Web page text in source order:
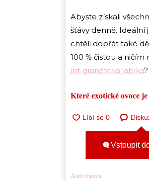
Abyste získali
šťávy denně. Ideální
chtěli dopřát také
100 % čistou a
jíst granátová jablka
Které exotické ovoce
Vstoupit
Autor článku